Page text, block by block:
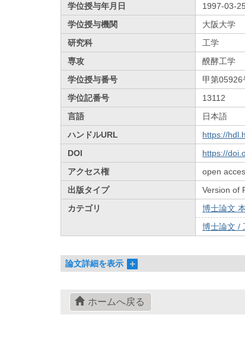
学位授与年月日
1997-03-25
学位授与機関
大阪大学
研究科
工学
専攻
醗酵工学
学位授与番号
甲第05926
学位記番号
13112
言語
日本語
ハンドルURL
https://
DOI
https://
アクセス権
open
出版タイプ
Version of
カテゴリ
博士論文
博士論文 /
論文詳細を表示
ホームへ戻る